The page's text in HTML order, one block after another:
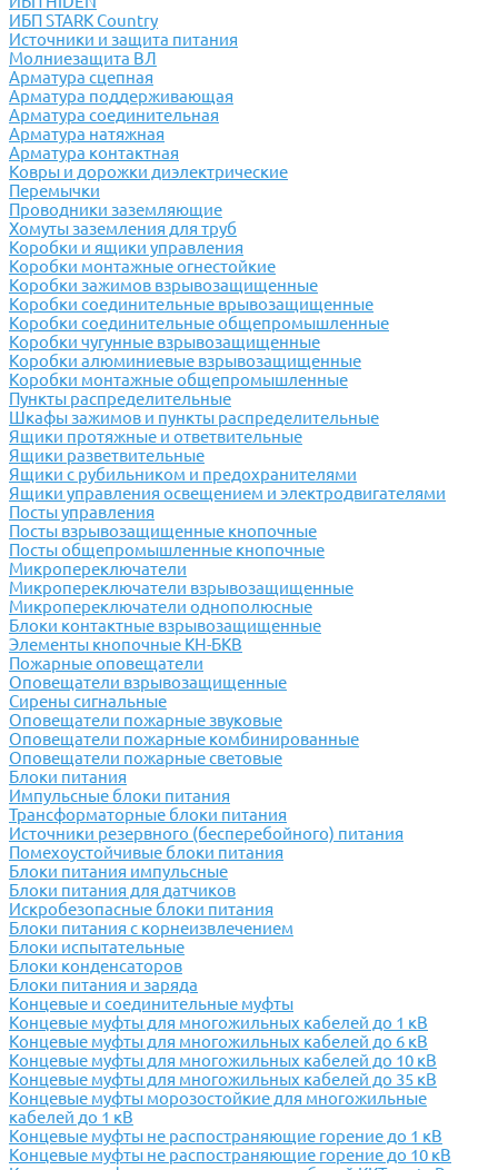
ИБП STARK Country
Источники и защита питания
Молниезащита ВЛ
Арматура сцепная
Арматура поддерживающая
Арматура соединительная
Арматура натяжная
Арматура контактная
Ковры и дорожки диэлектрические
Перемычки
Проводники заземляющие
Хомуты заземления для труб
Коробки и ящики управления
Коробки монтажные огнестойкие
Коробки зажимов взрывозащищенные
Коробки соединительные врывозащищенные
Коробки соединительные общепромышленные
Коробки чугунные взрывозащищенные
Коробки алюминиевые взрывозащищенные
Коробки монтажные общепромышленные
Пункты распределительные
Шкафы зажимов и пункты распределительные
Ящики протяжные и ответвительные
Ящики разветвительные
Ящики с рубильником и предохранителями
Ящики управления освещением и электродвигателями
Посты управления
Посты взрывозащищенные кнопочные
Посты общепромышленные кнопочные
Микропереключатели
Микропереключатели взрывозащищенные
Микропереключатели однополюсные
Блоки контактные взрывозащищенные
Элементы кнопочные КН-БКВ
Пожарные оповещатели
Оповещатели взрывозащищенные
Сирены сигнальные
Оповещатели пожарные звуковые
Оповещатели пожарные комбинированные
Оповещатели пожарные световые
Блоки питания
Импульсные блоки питания
Трансформаторные блоки питания
Источники резервного (бесперебойного) питания
Помехоустойчивые блоки питания
Блоки питания импульсные
Блоки питания для датчиков
Искробезопасные блоки питания
Блоки питания с корнеизвлечением
Блоки испытательные
Блоки конденсаторов
Блоки питания и заряда
Концевые и соединительные муфты
Концевые муфты для многожильных кабелей до 1 кВ
Концевые муфты для многожильных кабелей до 6 кВ
Концевые муфты для многожильных кабелей до 10 кВ
Концевые муфты для многожильных кабелей до 35 кВ
Концевые муфты морозостойкие для многожильные
кабелей до 1 кВ
Концевые муфты не распостраняющие горение до 1 кВ
Концевые муфты не распостраняющие горение до 10 кВ